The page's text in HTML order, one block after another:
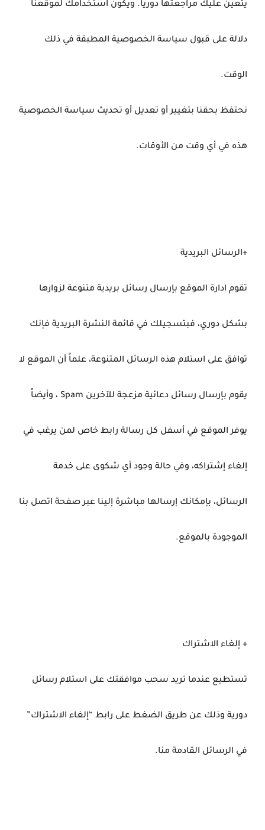
يتعين عليك مراجعتها دوريا. ويكون استخدامك لموقعنا
دلالة على قبول سياسة الخصوصية المطبقة في ذلك
الوقت.
نحتفظ بحقنا بتغيير أو تعديل أو تحديث سياسة الخصوصية
هذه في أي وقت من الأوقات.
+الرسائل البريدية
تقوم ادارة الموقع بإرسال رسائل بريدية متنوعة لزوارها
بشكل دوري، فبتسجيلك في قائمة النشرة البريدية فإنك
توافق على استلام هذه الرسائل المتنوعة، علماً أن الموقع لا
يقوم بإرسال رسائل دعائية مزعجة للآخرين Spam ، وأيضاً
يوفر الموقع في أسفل كل رسالة رابط خاص لمن يرغب في
إلغاء إشتراكه، وفي حالة وجود أي شكوى على خدمة
الرسائل، بإمكانك إرسالها مباشرة إلينا عبر صفحة اتصل بنا
الموجودة بالموقع.
+ إلغاء الاشتراك
تستطيع عندما تريد سحب موافقتك على استلام رسائل
دورية وذلك عن طريق الضغط على رابط “إلغاء الاشتراك”
في الرسائل القادمة منا.